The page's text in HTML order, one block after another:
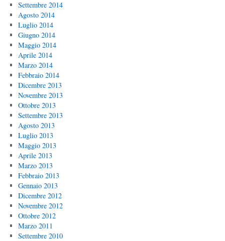
Settembre 2014
Agosto 2014
Luglio 2014
Giugno 2014
Maggio 2014
Aprile 2014
Marzo 2014
Febbraio 2014
Dicembre 2013
Novembre 2013
Ottobre 2013
Settembre 2013
Agosto 2013
Luglio 2013
Maggio 2013
Aprile 2013
Marzo 2013
Febbraio 2013
Gennaio 2013
Dicembre 2012
Novembre 2012
Ottobre 2012
Marzo 2011
Settembre 2010